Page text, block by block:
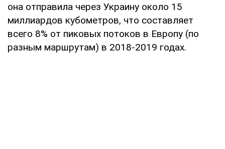
она отправила через Украину около 15
миллиардов кубометров, что составляет
всего 8% от пиковых потоков в Европу (по
разным маршрутам) в 2018-2019 годах.